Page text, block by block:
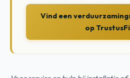
Vind een
op